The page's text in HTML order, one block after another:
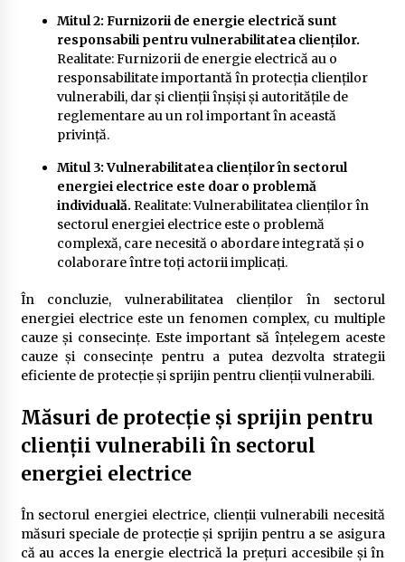
Mitul 2: Furnizorii de energie electrică sunt
responsabili pentru vulnerabilitatea clienților.
Realitate: Furnizorii de energie electrică au o
responsabilitate importantă în protecția clienților
vulnerabili, dar și clienții înșiși și autoritățile de
reglementare au un rol important în această
privință.
Mitul 3: Vulnerabilitatea clienților în sectorul
energiei electrice este doar o problemă
individuală. Realitate: Vulnerabilitatea clienților în
sectorul energiei electrice este o problemă
complexă, care necesită o abordare integrată și o
colaborare între toți actorii implicați.
În concluzie, vulnerabilitatea clienților în sectorul
energiei electrice este un fenomen complex, cu multiple
cauze și consecințe. Este important să înțelegem aceste
cauze și consecințe pentru a putea dezvolta strategii
eficiente de protecție și sprijin pentru clienții vulnerabili.
Măsuri de protecție și sprijin pentru
clienții vulnerabili în sectorul
energiei electrice
În sectorul energiei electrice, clienții vulnerabili necesită
măsuri speciale de protecție și sprijin pentru a se asigura
că au acces la energie electrică la prețuri accesibile și în